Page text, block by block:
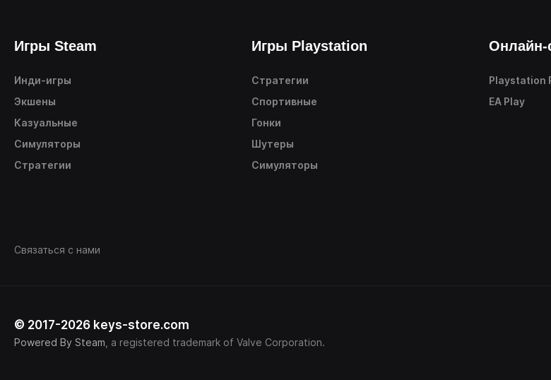
Игры Steam
Инди-игры
Экшены
Казуальные
Симуляторы
Стратегии
Игры Playstation
Стратегии
Спортивные
Гонки
Шутеры
Симуляторы
Онлайн-
Playstation
EA Play
Связаться с нами
© 2017-2026 keys-store.com
Powered By Steam , a registered trademark of Valve Corporation.